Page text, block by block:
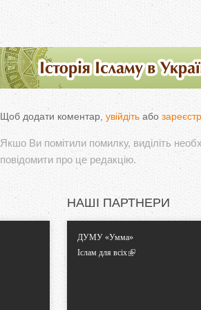
Щоб додати коментар, увійдіть або
Якшо Ви помітили помилку, виділіть
повідомити про це редакцію.
НАШІ ПАРТНЕРИ
ДУМУ «Умма»
Іслам для всіх